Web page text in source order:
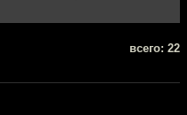
всего: 22